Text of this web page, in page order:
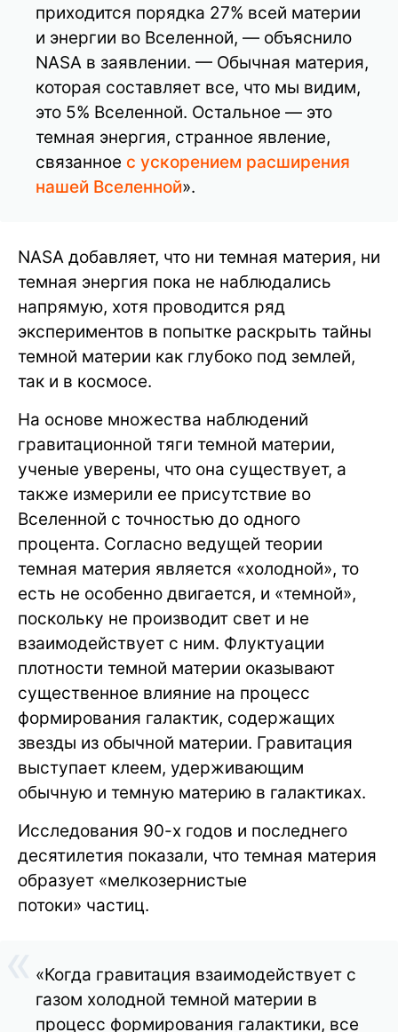
приходится порядка 27% всей материи
и энергии во Вселенной, — объяснило
NASA в заявлении. — Обычная материя,
которая составляет все, что мы видим,
это 5% Вселенной. Остальное — это
темная энергия, странное явление,
связанное с ускорением расширения
нашей Вселенной».
NASA добавляет, что ни темная материя, ни
темная энергия пока не наблюдались
напрямую, хотя проводится ряд
экспериментов в попытке раскрыть тайны
темной материи как глубоко под землей,
так и в космосе.
На основе множества наблюдений
гравитационной тяги темной материи,
ученые уверены, что она существует, а
также измерили ее присутствие во
Вселенной с точностью до одного
процента. Согласно ведущей теории
темная материя является «холодной», то
есть не особенно двигается, и «темной»,
поскольку не производит свет и не
взаимодействует с ним. Флуктуации
плотности темной материи оказывают
существенное влияние на процесс
формирования галактик, содержащих
звезды из обычной материи. Гравитация
выступает клеем, удерживающим
обычную и темную материю в галактиках.
Исследования 90-х годов и последнего
десятилетия показали, что темная материя
образует «мелкозернистые
потоки» частиц.
«Когда гравитация взаимодействует с
газом холодной темной материи в
процесс формирования галактики, все